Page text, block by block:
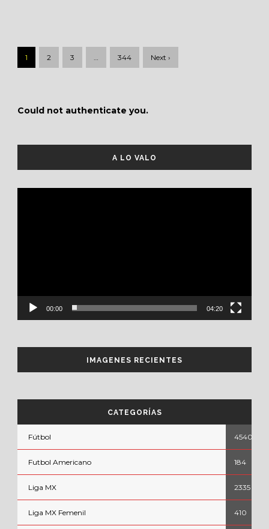
1 2 3 … 344 Next ›
Could not authenticate you.
A LO VALO
00:00 04:20
IMAGENES RECIENTES
CATEGORÍAS
Fútbol 4540
Futbol Americano 184
Liga MX 2335
Liga MX Femenil 410